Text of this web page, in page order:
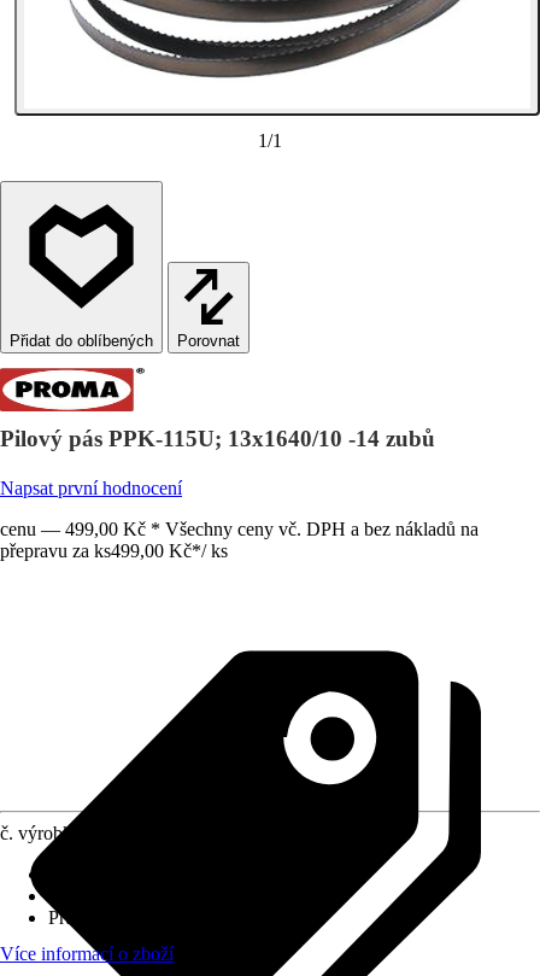
1/1
Porovnat
Pilový pás PPK-115U; 13x1640/10 -14 zubů
Napsat první hodnocení
cenu — 499,00 Kč * Všechny ceny vč. DPH a bez nákladů na
přepravu za ks499,00 Kč*/ ks
č. výrobku
Průměr
Více informací o zboží